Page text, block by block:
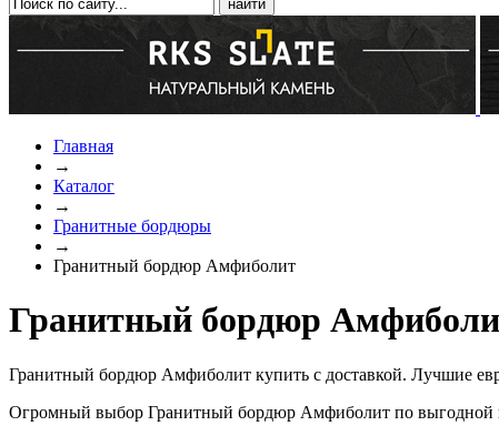
Главная
→
Каталог
→
Гранитные бордюры
→
Гранитный бордюр Амфиболит
Гранитный бордюр
Гранитный бордюр Амфиболит купить с доставкой. Лучшие
Огромный выбор Гранитный бордюр Амфиболит по выгодной